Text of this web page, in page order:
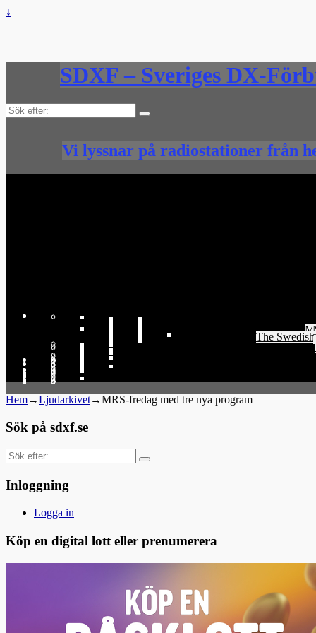
↓
SDXF – Sveriges DX-
Sök
efter:
Vi lyssnar på radiostationer från
The
Hem→Ljudarkivet→MRS-fredag med tre nya program
Sök på sdxf.se
Sök
efter:
Inloggning
Logga in
Köp en digital lott eller prenumerera